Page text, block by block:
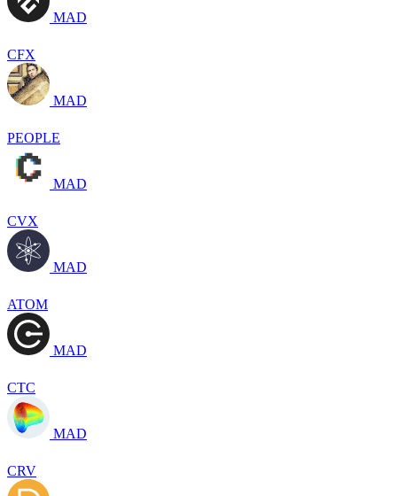
MAD
CFX
MAD
PEOPLE
MAD
CVX
MAD
ATOM
MAD
CTC
MAD
CRV